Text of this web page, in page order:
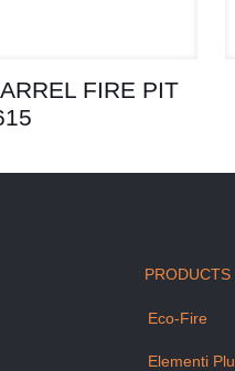
FIRE PIT
PRODUCTS
Eco-Fire
Elementi